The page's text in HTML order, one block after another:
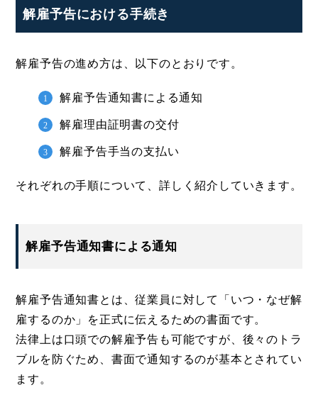
解雇予告における手続き
解雇予告の進め方は、以下のとおりです。
解雇予告通知書による通知
解雇理由証明書の交付
解雇予告手当の支払い
それぞれの手順について、詳しく紹介していきます。
解雇予告通知書による通知
解雇予告通知書とは、従業員に対して「いつ・なぜ解
雇するのか」を正式に伝えるための書面です。
法律上は口頭での解雇予告も可能ですが、後々のトラ
ブルを防ぐため、書面で通知するのが基本とされてい
ます。